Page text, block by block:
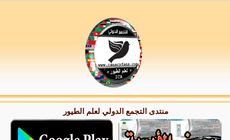
منتدى التجمع الدولي لعلم الطيور